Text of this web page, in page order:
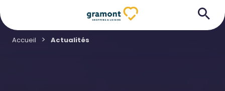
Accueil Actualités